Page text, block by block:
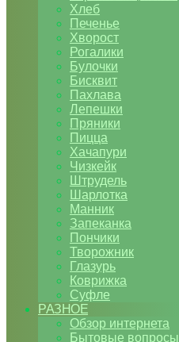
Хлеб
Печенье
Хворост
Рогалики
Булочки
Бисквит
Пахлава
Лепешки
Пряники
Пицца
Хачапури
Чизкейк
Штрудель
Шарлотка
Манник
Запеканка
Пончики
Творожник
Глазурь
Коврижка
Суфле
РАЗНОЕ
Обзор интернета
Бытовые вопросы